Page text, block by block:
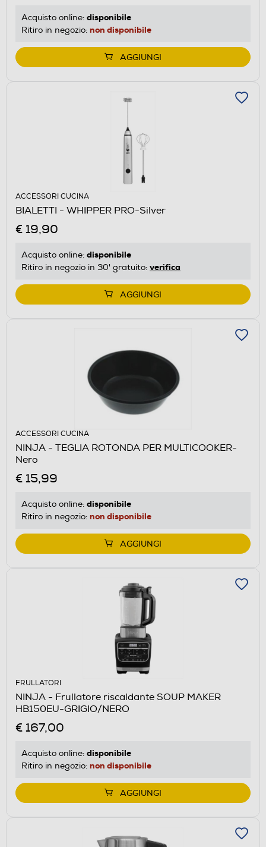
Acquisto online: disponibile
Ritiro in negozio: non disponibile
AGGIUNGI
ACCESSORI CUCINA
BIALETTI - WHIPPER PRO-Silver
€ 19,90
Acquisto online: disponibile
Ritiro in negozio in 30' gratuito: verifica
AGGIUNGI
ACCESSORI CUCINA
NINJA - TEGLIA ROTONDA PER MULTICOOKER-
Nero
€ 15,99
Acquisto online: disponibile
Ritiro in negozio: non disponibile
AGGIUNGI
FRULLATORI
NINJA - Frullatore riscaldante SOUP MAKER
HB150EU-GRIGIO/NERO
€ 167,00
Acquisto online: disponibile
Ritiro in negozio: non disponibile
AGGIUNGI